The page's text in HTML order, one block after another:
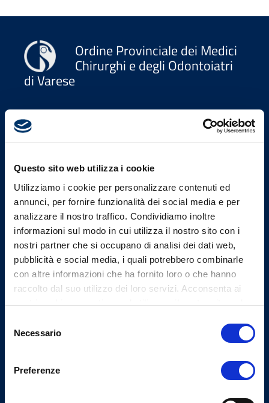
Questo sito web utilizza i cookie
Utilizziamo i cookie per personalizzare contenuti ed
annunci, per fornire funzionalità dei social media e per
analizzare il nostro traffico. Condividiamo inoltre
informazioni sul modo in cui utilizza il nostro sito con i
nostri partner che si occupano di analisi dei dati web,
pubblicità e social media, i quali potrebbero combinarle
con altre informazioni che ha fornito loro o che hanno
raccolto dal suo utilizzo dei loro servizi. Acconsenta ai
nostri cookie se continua ad utilizzare il nostro sito web.
delNecessario
Preferenze
Ordine Provinciale dei Medici
Chirurghi e degli Odontoiatri
di Varese
Indirizzi email
info@omceovarese.it
Email PEC
protocollo@pec.omceovarese.it
Uffici
Indirizzo
Tel.
Fax